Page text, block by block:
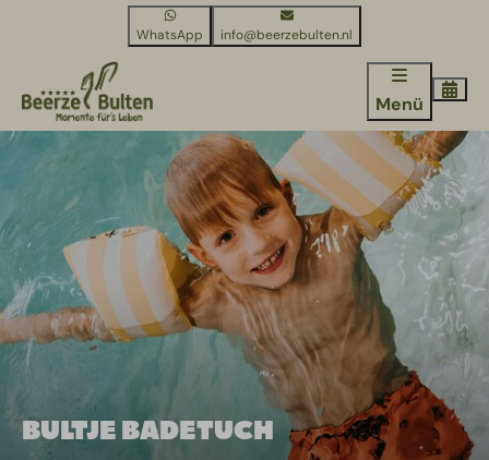
WhatsApp info@beerzebulten.nl
Menü
BULTJE BADETUCH